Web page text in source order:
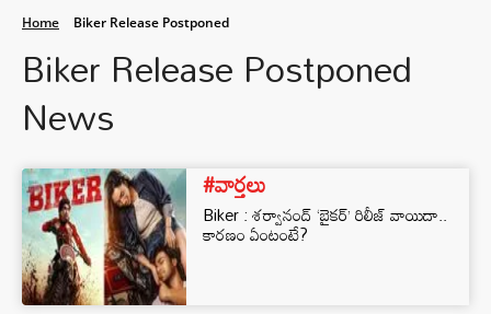
Home Biker Release Postponed
Biker Release Postponed
News
#వార్తలు
Biker : శర్వానంద్ ‘బైకర్’ రిలీజ్ వాయిదా..
కారణం ఏంటంటే?